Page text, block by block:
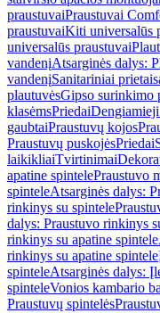
praustuvaiPraustuvai
praustuvaiKiti universalūs
universalūs praustuvai
vandenįAtsarginės dalys:
vandenįSanitariniai
plautuvėsGipso surinkimo
klasėmsPriedai
gaubtaiPraustuvų kojos
Praustuvų puskojėsPriedai
laikikliaiTvirtinimai
apatine spintelePraustuvo
spinteleAtsarginės dalys:
rinkinys su spintele
dalys: Praustuvo rinkinys
rinkinys su apatine spintele
rinkinys su apatine spintele
spinteleAtsarginės dalys:
spinteleVonios kambario
Praustuvų spintelės